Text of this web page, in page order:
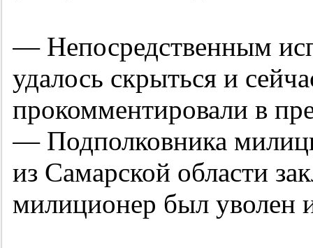
— Непосредственным
удалось скрыться и
прокомментировали в
— Подполковника
из Самарской области
милиционер был уволен